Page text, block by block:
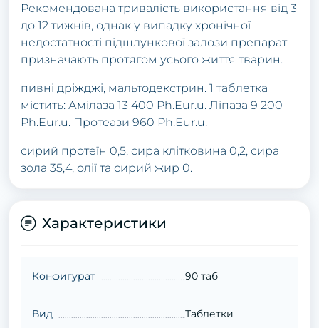
Рекомендована тривалість використання від 3
до 12 тижнів, однак у випадку хронічної
недостатності підшлункової залози препарат
призначають протягом усього життя тварин.
пивні дріжджі, мальтодекстрин. 1 таблетка
містить: Амілаза 13 400 Ph.Eur.u. Ліпаза 9 200
Ph.Eur.u. Протеази 960 Ph.Eur.u.
сирий протеїн 0,5, сира клітковина 0,2, сира
зола 35,4, олії та сирий жир 0.
Характеристики
Конфигурат 90 таб
Вид Таблетки